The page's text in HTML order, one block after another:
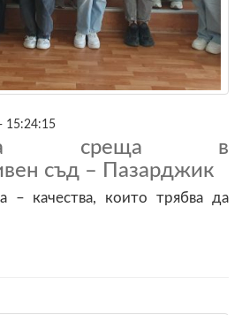
15:24:15
среща в
съд – Пазарджик
– качества, които трябва да